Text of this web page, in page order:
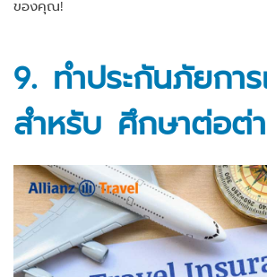
ของคุณ!
9. ทำประกันภัยกา
สำหรับ ศึกษาต่อต่า